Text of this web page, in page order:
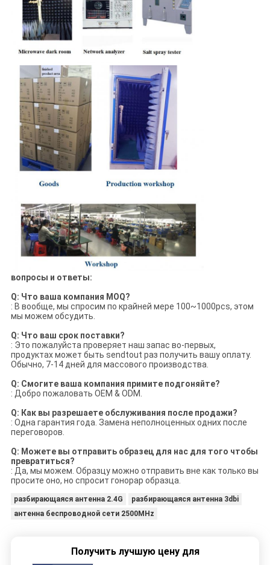
вопросы и ответы:
Q: Что ваша компания MOQ?
: В вообще, мы спросим по крайней мере 100~1000pcs, этом
мы можем обсудить.
Q: Что ваш срок поставки?
: Это пожалуйста проверяет наш запас во-первых,
продуктах может быть sendtout раз получить вашу оплату.
Обычно, 7-14 дней для массового производства.
Q: Смогите ваша компания примите подгоняйте?
: Добро пожаловать OEM & ODM.
Q: Как вы разрешаете обслуживания после продажи?
: Одна гарантия года. Замена неполноценных одних после
переговоров.
Q: Можете вы отправить образец для нас для того чтобы
превратиться?
: Да, мы можем. Образцу можно отправить вне как только вы
просите оно, но спросит гонорар образца.
разбирающаяся антенна 2.4G
разбирающаяся антенна 3dbi
антенна беспроводной сети 2500MHz
Получить лучшую цену для